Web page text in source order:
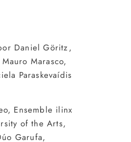
Daniel Göritz,
Marasco,
Paraskevaídis
Ensemble ilinx
of the Arts,
Garufa,